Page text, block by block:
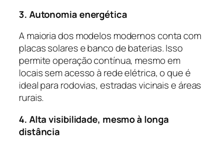
3. Autonomia energética
A maioria dos modelos modernos conta com
placas solares e banco de baterias. Isso
permite operação contínua, mesmo em
locais sem acesso à rede elétrica, o que é
ideal para rodovias, estradas vicinais e áreas
rurais.
4. Alta visibilidade, mesmo à longa
distância